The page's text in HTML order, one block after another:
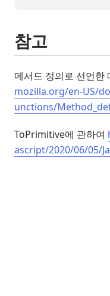
참고
메서드 정의로 선언한
mozilla.org/en-US/
unctions/
ToPrimitive에 관하여
ascript/2020/06/05/